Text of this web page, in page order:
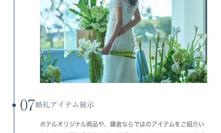
07婚礼アイテム展示
ホテルオリジナル商品や、鎌倉ならではのアイテムをご紹介い